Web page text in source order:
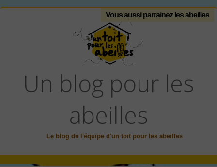
Vous aussi parrainez les abeilles
Un blog pour les
abeilles
Le blog de l'équipe d'un toit pour les abeilles